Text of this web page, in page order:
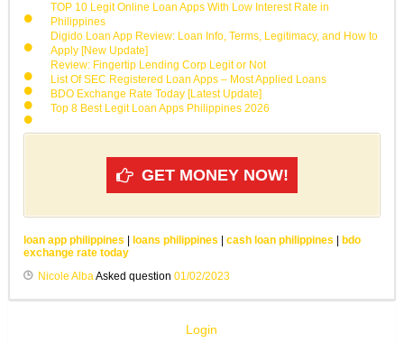
TOP 10 Legit Online Loan Apps With Low Interest Rate in
Philippines
Digido Loan App Review: Loan Info, Terms, Legitimacy, and How to
Apply [New Update]
Review: Fingertip Lending Corp Legit or Not
List Of SEC Registered Loan Apps – Most Applied Loans
BDO Exchange Rate Today [Latest Update]
Top 8 Best Legit Loan Apps Philippines 2026
GET MONEY NOW!
loan app philippines loans philippines cash loan philippines
bdo
exchange rate today
Nicole AlbaAsked question 01/02/2023
Login